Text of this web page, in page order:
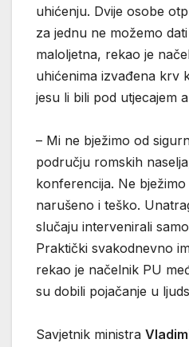
uhićenju. Dvije osobe
za jednu ne možemo
maloljetna, rekao je
uhićenima izvađena krv
jesu li bili pod utjecajem
– Mi ne bježimo od
području romskih
konferencija. Ne
narušeno i teško.
slučaju intervenirali
Praktički svakodnevno
rekao je načelnik PU
su dobili pojačanje u
Savjetnik ministra